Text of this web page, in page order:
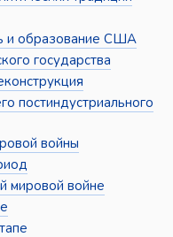
и образование США
государства
постиндустриального
войны
мировой войне